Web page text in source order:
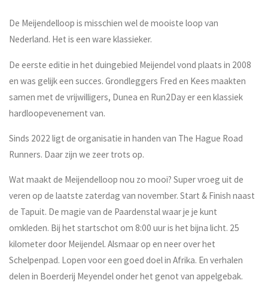
De Meijendelloop is misschien wel de mooiste loop van
Nederland. Het is een ware klassieker.
De eerste editie in het duingebied Meijendel vond plaats in 2008
en was gelijk een succes. Grondleggers Fred en Kees maakten
samen met de vrijwilligers, Dunea en Run2Day er een klassiek
hardloopevenement van.
Sinds 2022 ligt de organisatie in handen van The Hague Road
Runners. Daar zijn we zeer trots op.
Wat maakt de Meijendelloop nou zo mooi? Super vroeg uit de
veren op de laatste zaterdag van november. Start & Finish naast
de Tapuit. De magie van de Paardenstal waar je je kunt
omkleden. Bij het startschot om 8:00 uur is het bijna licht. 25
kilometer door Meijendel. Alsmaar op en neer over het
Schelpenpad. Lopen voor een goed doel in Afrika. En verhalen
delen in Boerderij Meyendel onder het genot van appelgebak.